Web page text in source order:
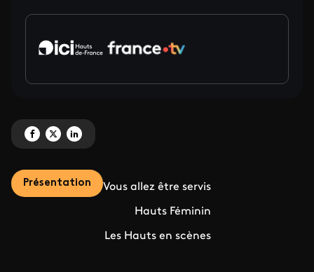
Partagez 'Nos programmes, vos rendez-vous' sur Facebook
Partagez 'Nos programmes, vos rendez-vous' sur X
Partagez 'Nos programmes, vos rendez-vous' sur LinkedIn
Présentation Vous allez être servis
Hauts Féminin
Les Hauts en scènes